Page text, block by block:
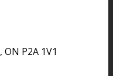
ON P2A 1V1